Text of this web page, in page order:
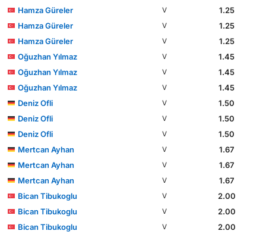
Hamza Güreler
V
1.25
Hamza Güreler
V
1.25
Hamza Güreler
V
1.25
Oğuzhan Yılmaz
V
1.45
Oğuzhan Yılmaz
V
1.45
Oğuzhan Yılmaz
V
1.45
Deniz Ofli
V
1.50
Deniz Ofli
V
1.50
Deniz Ofli
V
1.50
Mertcan Ayhan
V
1.67
Mertcan Ayhan
V
1.67
Mertcan Ayhan
V
1.67
Bican Tibukoglu
V
2.00
Bican Tibukoglu
V
2.00
Bican Tibukoglu
V 2.00